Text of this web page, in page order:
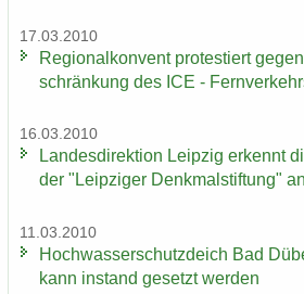
17.03.2010
Re­gio­nal­kon­vent pro­tes­tiert
schrän­kung des ICE -
16.03.2010
Lan­des­di­rek­ti­on Leip­zig er­kennt
der "Leip­zi­ger Denk­mal­stif­tung" an
11.03.2010
Hoch­was­ser­schutz­deich Bad
kann in­stand ge­setzt wer­den